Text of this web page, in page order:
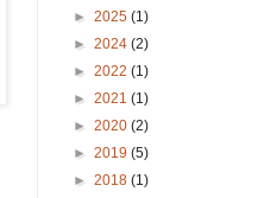
► 2025 (1)
► 2024 (2)
► 2022 (1)
► 2021 (1)
► 2020 (2)
► 2019 (5)
► 2018 (1)